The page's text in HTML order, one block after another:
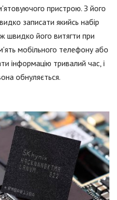
пристрою. З його
записати якийсь набір
швидко його витягти при
мобільного телефону або
інформацію тривалий час, і
обнуляється.